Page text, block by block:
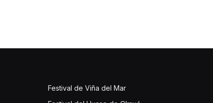
Festival de Viña del Mar